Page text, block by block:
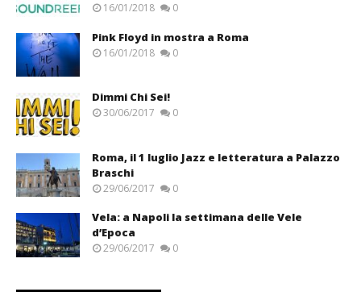
16/01/2018 0
Pink Floyd in mostra a Roma
16/01/2018 0
Dimmi Chi Sei!
30/06/2017 0
Roma, il 1 luglio Jazz e letteratura a Palazzo
Braschi
29/06/2017 0
Vela: a Napoli la settimana delle Vele
d’Epoca
29/06/2017 0